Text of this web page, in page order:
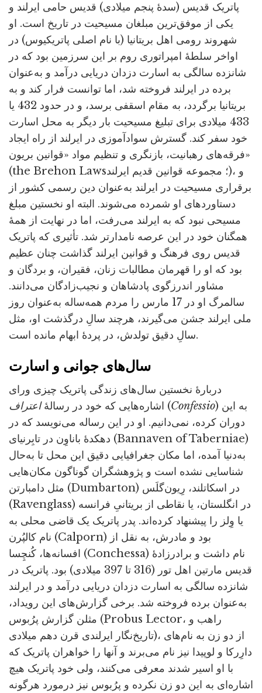
پاتریک قدیس (سدۀ پنجم میلادی) قدیس حامی ایرلند و
یکی از موفق‌ترین مبلغان مسیحیت در تاریخ است. او
شهروند رومی اهل بریتانیا (با نام اصلی پاتریکیوس) در
اواخر سلطۀ امپراتوری روم بر این سرزمین بود که در
شانزده سالگی به اسارت دزدان دریایی درآمد و به‌عنوان
برده در ایرلند فروخته شد، اما توانست فرار کند و به
بریتانیا برگردد، به مقام اسقفی برسد، و در حدود 432 یا
433 میلادی برای تبلیغ مسیحیت بار دیگر به محل اسارت
خود سفر کند. گسترش سوادآموزی در ایرلند از راه ایجاد
فرقه‌های رهبانیت، بازنگری و تنظیم مواد «قوانین بریون»
(the Brehon Laws؛ مجموعه قوانین قدیم ایرلند)، و
برقراری مسیحیت در ایرلند به‌عنوان دین رسمی کشور از
دستاوردهای او شمرده می‌شوند. البته او نخستین مبلغ
مسیحی نبود که به ایرلند می‌رفت، اما در نهایت از همۀ
همگنان خود در این عرصه نامدارتر شد. تأثیری که پاتریک
قدیس روی فرهنگ و قوانین ایرلند گذاشت چنان عظیم
بود که او را قهرمان مطالبات زنان، فقیران، و بردگان و
مشاور اندرزگوی پادشاهان و نجیب‌زادگان می‌دانند.
سالمرگ او در 17 مارس را مردم همه‌ساله به‌عنوان روز
ملی ایرلند جشن می‌گیرند، هرچند سالِ درگذشت او، مثل
سالِ دقیق تولدش، در پردۀ ابهام مانده است.
سال‌های جوانی و اسارت
دربارۀ نخستین سال‌های زندگی پاتریک چیزی ورای
اشاره‌هایی که خود در رسالۀاعتراف (Confessio) به این
دوران کرده، نمی‌دانیم. او در این رساله می‌نویسد که در
دهکدۀ باناوِن در تابِرنیای (Bannaven of Taberniae)
به‌دنیا آمده، اما مکان جغرافیایی دقیق این محل تا به‌حال
شناسایی نشده است و پژوهشگران گوناگون مکان‌هایی
مثل دامبارتن (Dumbarton) در اسکاتلند، رِیون‌گلَس
(Ravenglass) در انگلستان، یا نقاطی از بریتانیِ فرانسه
یا وِلز را پیشنهاد کرده‌اند. پدر پاتریک یک قاضی محلی به
نام کالپُرن (Calporn) بود و مادرش، به نقل از
افسانه‌ها، کُنچِسا (Conchessa) نام داشت و برادرزادۀ
قدیس مارتین اهل تور (316 تا 397 میلادی) بود. پاتریک در
شانزده سالگی به اسارت دزدان دریایی درآمد و در ایرلند
به‌عنوان برده فروخته شد. برخی گزارش‌های این رویداد،
مثلن گزارش پرُبوس (Probus Lector، راهب و
تاریخ‌نگار ایرلندی قرن دهم میلادی)، از دو زن به نام‌های
دارِرکا و لوپیدا نیز نام می‌برند و آنها را خواهران پاتریک که
با او اسیر شدند معرفی می‌کنند، ولی خود پاتریک هیچ
اشاره‌ای به این دو زن نکرده و پرُبوس نیز درمورد هرگونه